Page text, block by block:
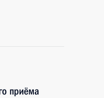
приёма